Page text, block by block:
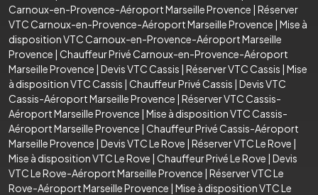
Carnoux-en-Provence-Aéroport Marseille Provence | Réserver
VTC Carnoux-en-Provence-Aéroport Marseille Provence | Mise à
disposition VTC Carnoux-en-Provence-Aéroport Marseille
Provence | Chauffeur Privé Carnoux-en-Provence-Aéroport
Marseille Provence | Devis VTC Cassis | Réserver VTC Cassis | Mise
à disposition VTC Cassis | Chauffeur Privé Cassis | Devis VTC
Cassis-Aéroport Marseille Provence | Réserver VTC Cassis-
Aéroport Marseille Provence | Mise à disposition VTC Cassis-
Aéroport Marseille Provence | Chauffeur Privé Cassis-Aéroport
Marseille Provence | Devis VTC Le Rove | Réserver VTC Le Rove |
Mise à disposition VTC Le Rove | Chauffeur Privé Le Rove | Devis
VTC Le Rove-Aéroport Marseille Provence | Réserver VTC Le
Rove-Aéroport Marseille Provence | Mise à disposition VTC Le